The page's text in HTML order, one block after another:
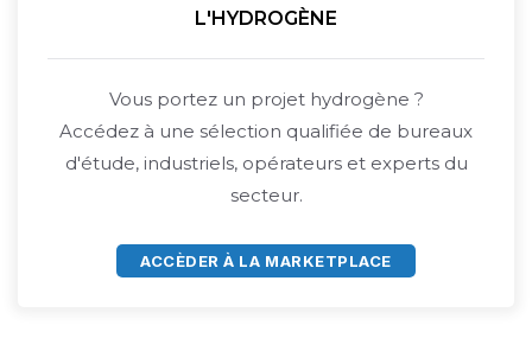
L'HYDROGÈNE
Vous portez un projet hydrogène ?
Accédez à une sélection qualifiée de bureaux
d'étude, industriels, opérateurs et experts du
secteur.
ACCÈDER À LA MARKETPLACE